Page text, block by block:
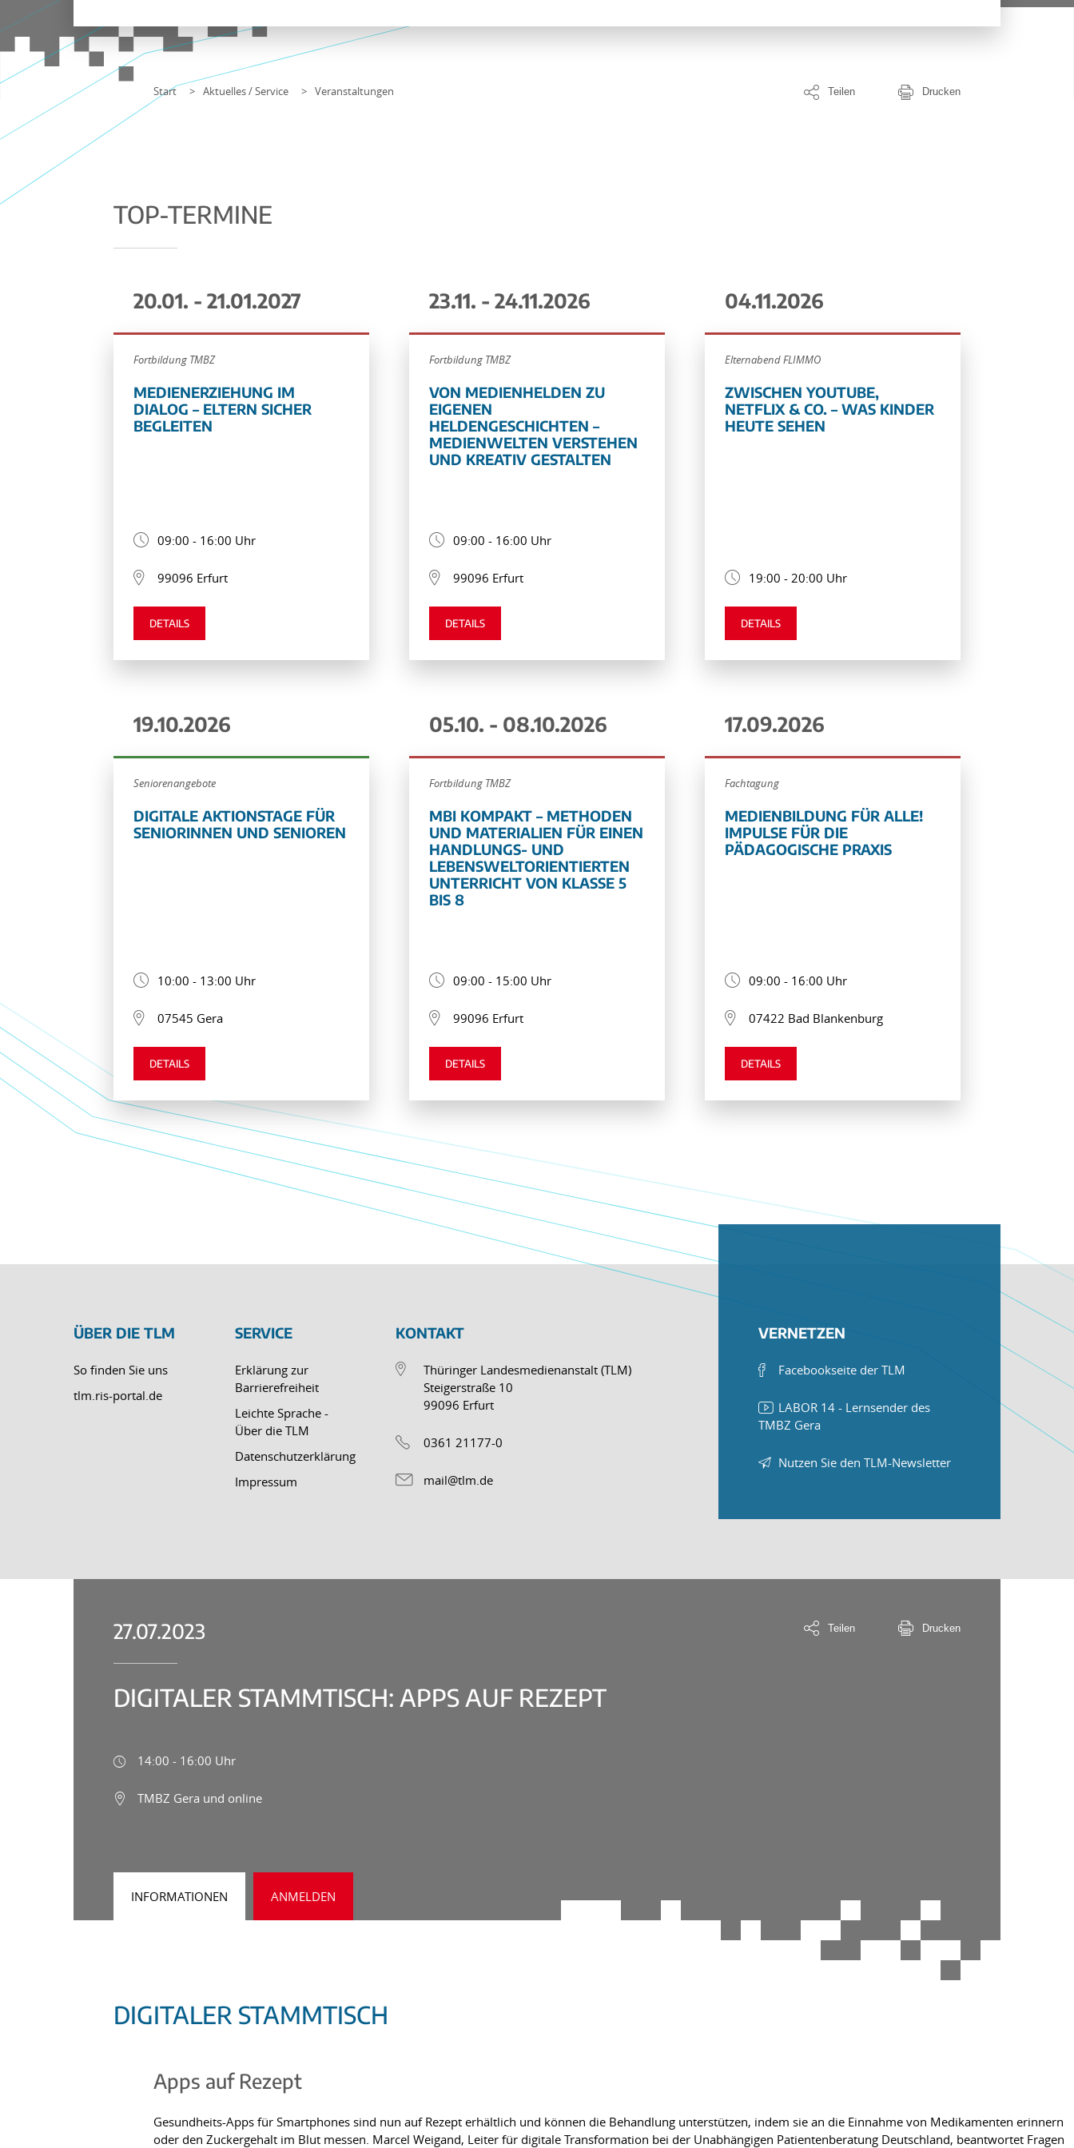
Start Aktuelles / Service Veranstaltungen Teilen Drucken
TOP-TERMINE
20.01. - 21.01.2027
Fortbildung TMBZ
MEDIENERZIEHUNG IM
DIALOG – ELTERN SICHER
BEGLEITEN
09:00 - 16:00 Uhr
99096 Erfurt
DETAILS
23.11. - 24.11.2026
Fortbildung TMBZ
VON MEDIENHELDEN ZU
EIGENEN
HELDENGESCHICHTEN –
MEDIENWELTEN VERSTEHEN
UND KREATIV GESTALTEN
09:00 - 16:00 Uhr
99096 Erfurt
DETAILS
04.11.2026
Elternabend FLIMMO
ZWISCHEN YOUTUBE,
NETFLIX & CO. – WAS KINDER
HEUTE SEHEN
19:00 - 20:00 Uhr
DETAILS
19.10.2026
Seniorenangebote
DIGITALE AKTIONSTAGE FÜR
SENIORINNEN UND SENIOREN
10:00 - 13:00 Uhr
07545 Gera
DETAILS
05.10. - 08.10.2026
Fortbildung TMBZ
MBI KOMPAKT – METHODEN
UND MATERIALIEN FÜR EINEN
HANDLUNGS- UND
LEBENSWELTORIENTIERTEN
UNTERRICHT VON KLASSE 5
BIS 8
09:00 - 15:00 Uhr
99096 Erfurt
DETAILS
17.09.2026
Fachtagung
MEDIENBILDUNG FÜR ALLE!
IMPULSE FÜR DIE
PÄDAGOGISCHE PRAXIS
09:00 - 16:00 Uhr
07422 Bad Blankenburg
DETAILS
ÜBER DIE TLM
So finden Sie uns
tlm.ris-portal.de
SERVICE
Erklärung zur
Barrierefreiheit
Leichte Sprache -
Über die TLM
Datenschutzerklärung
Impressum
KONTAKT
Thüringer Landesmedienanstalt (TLM)
Steigerstraße 10
99096 Erfurt
0361 21177-0
mail@tlm.de
VERNETZEN
Facebookseite der TLM
LABOR 14 - Lernsender des
TMBZ Gera
Nutzen Sie den TLM-Newsletter
27.07.2023 Teilen Drucken
DIGITALER STAMMTISCH: APPS AUF REZEPT
14:00 - 16:00 Uhr
TMBZ Gera und online
INFORMATIONEN ANMELDEN
DIGITALER STAMMTISCH
Apps auf Rezept
Gesundheits-Apps für Smartphones sind nun auf Rezept erhältlich und können die Behandlung unterstützen, indem sie an die Einnahme von Medikamenten erinnern
oder den Zuckergehalt im Blut messen. Marcel Weigand, Leiter für digitale Transformation bei der Unabhängigen Patientenberatung Deutschland, beantwortet Fragen